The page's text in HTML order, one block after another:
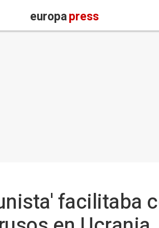
europapress
facilitaba